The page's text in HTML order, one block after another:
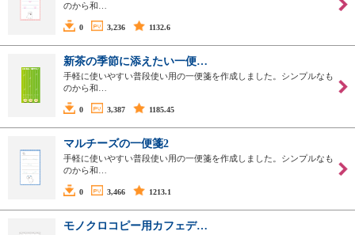
のから和…
0 3,236 1132.6
新茶の季節に添えたい一便…
手軽に使いやすい普段使い用の一便箋を作成しました。シンプルなも
のから和…
0 3,387 1185.45
マルチーズの一便箋2
手軽に使いやすい普段使い用の一便箋を作成しました。シンプルなも
のから和…
0 3,466 1213.1
モノクロコピー用カフェデ…